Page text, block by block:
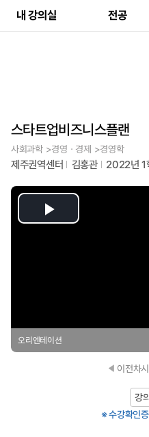
내 강의실 전공
스타트업비즈니스플랜
사회과학 >경영ㆍ경제 >경영학
제주권역센터 김홍관 2022년 1
Play
오리엔테이션
이전차시
강
※ 수강확인